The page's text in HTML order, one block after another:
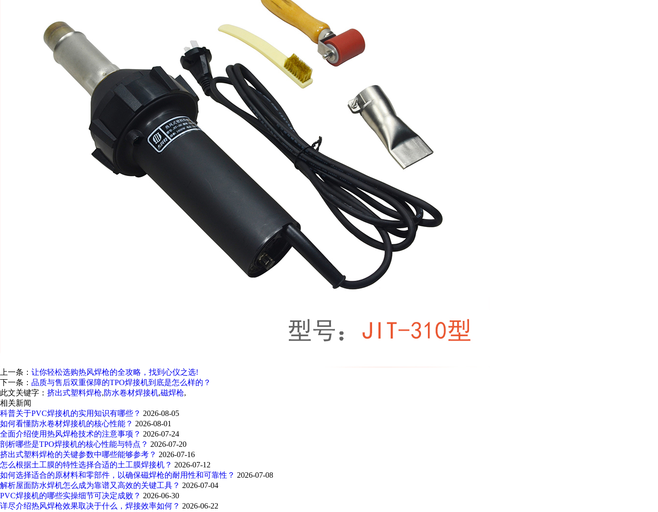
上一条： 让你轻松选购热风焊枪的全攻略，找到心仪之选!
下一条： 品质与售后双重保障的TPO焊接机到底是怎么样的？
此文关键字： 挤出式塑料焊枪,防水卷材焊接机,磁焊枪,
相关新闻
科普关于PVC焊接机的实用知识有哪些？ 2026-08-05
如何看懂防水卷材焊接机的核心性能？ 2026-08-01
全面介绍使用热风焊枪技术的注意事项？ 2026-07-24
剖析哪些是TPO焊接机的核心性能与特点？ 2026-07-20
挤出式塑料焊枪的关键参数中哪些能够参考？ 2026-07-16
怎么根据土工膜的特性选择合适的土工膜焊接机？ 2026-07-12
如何选择适合的原材料和零部件，以确保磁焊枪的耐用性和可靠性？ 2026-07-08
解析屋面防水焊机怎么成为靠谱又高效的关键工具？ 2026-07-04
PVC焊接机的哪些实操细节可决定成败？ 2026-06-30
详尽介绍热风焊枪效果取决于什么，焊接效率如何？ 2026-06-22